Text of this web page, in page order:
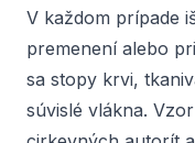
V každom prípade
premenení alebo
sa stopy krvi,
súvislé vlákna.